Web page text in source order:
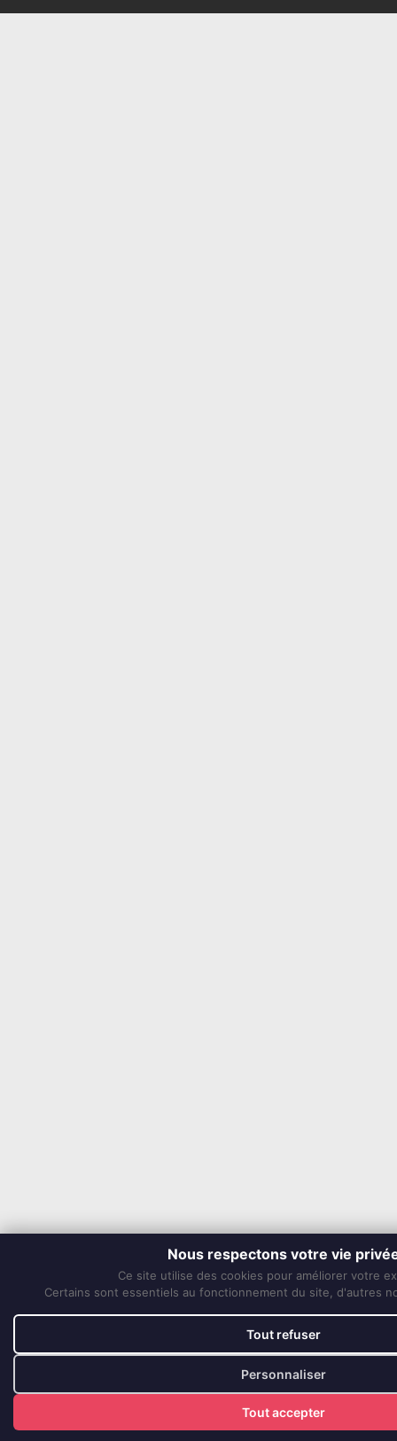
Nous respectons votre vie
Ce site utilise des cookies pour améliorer votre
Certains sont essentiels au fonctionnement du site, d'autres
Tout refuser
Personnaliser
Tout accepter